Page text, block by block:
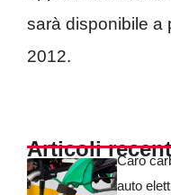
sarà disponibile a
2012.
Articoli
Caro
auto